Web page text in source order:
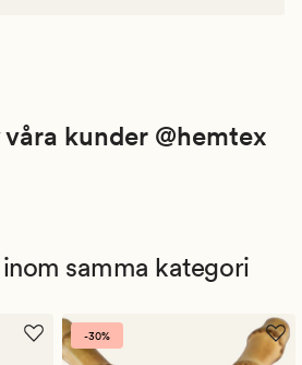
kunder @hemtex
samma kategori
-30%